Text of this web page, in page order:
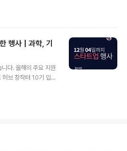
ESG 공모전 12월
다!!! 참가 문의 - 탁
2969 6. 글로벌 엑
with 실리콘밸리 7. 엑
월 11일 일요일까지
하여 컨소시엄을 맺
행사 | 과학, 기
다. 올해의 주요 지원
브 창작터 10기 입주
일까지 4. 신한 커리
02일까지 9. 과학벨
12월 04일까지 총 합